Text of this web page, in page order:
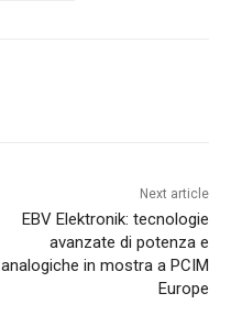
Next article
EBV Elektronik: tecnologie
avanzate di potenza e
analogiche in mostra a PCIM
Europe